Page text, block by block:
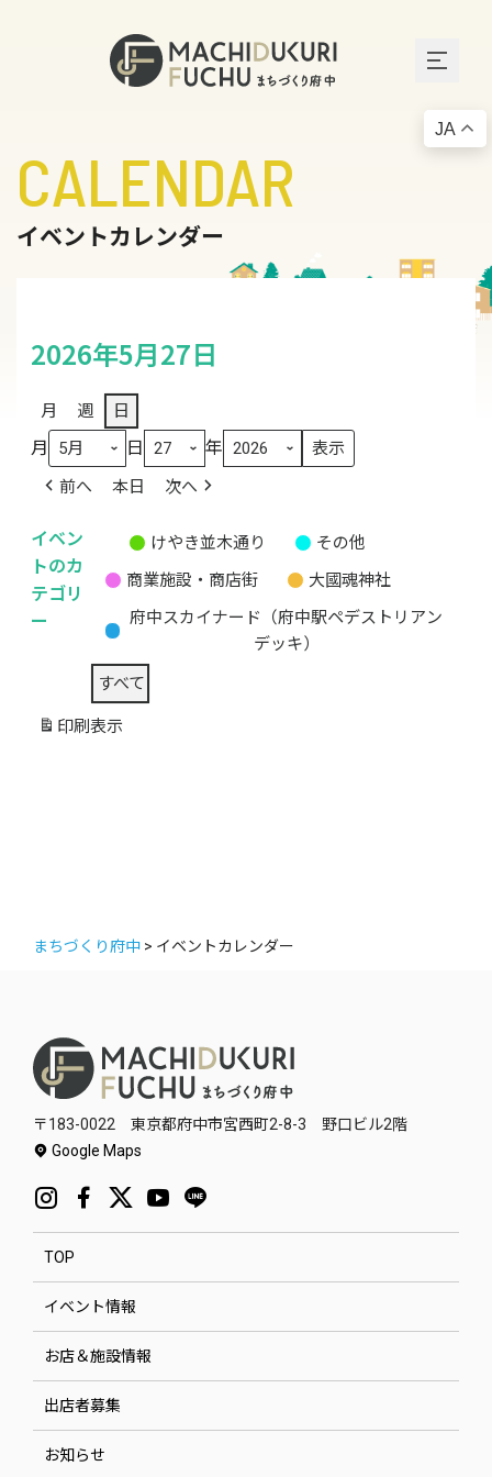
CALENDAR
イベントカレンダー
2026年5月27日
月 週 日
月 日 年
前へ 本日 次へ
イベン
トのカ
テゴリ
ー
題
カ
テ
ゴ
けやき並木通り
その他
商業施設・商店街
大國魂神社
府中スカイナード（府中駅ペデストリアン
デッキ）
すべて
印刷 表示
まちづくり府中 > イベントカレンダー
〒183-0022 東京都府中市宮西町2-8-3 野口ビル2階
Google Maps
TOP
イベント情報
お店＆施設情報
出店者募集
お知らせ
JA